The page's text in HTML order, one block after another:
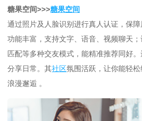
糖果空间>>>糖果空间
通过照片及人脸识别进行真人认证，保
功能丰富，支持文字、语音、视频聊天
匹配等多种交友模式，能精准推荐同好。
分享日常。其社区氛围活跃，让你能轻
浪漫邂逅 。